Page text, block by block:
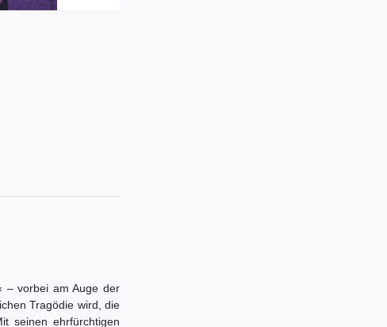
– vorbei am Auge der
Tragödie wird, die
seinen ehrfürchtigen